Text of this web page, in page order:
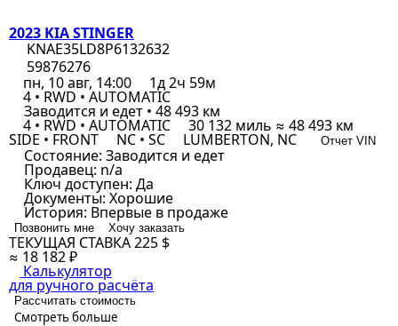
2023 KIA STINGER
KNAE35LD8P6132632
59876276
пн, 10 авг, 14:00
1д 2ч 59м
4 • RWD • AUTOMATIC
Заводится и едет • 48 493 км
4 • RWD • AUTOMATIC 30 132 миль ≈ 48 493 км
SIDE • FRONT NC • SC LUMBERTON, NC Отчет VIN
Состояние: Заводится и едет
Продавец: n/a
Ключ доступен: Да
Документы: Хорошие
История: Впервые в продаже
Позвонить мне Хочу заказать
ТЕКУЩАЯ СТАВКА225 $
≈ 18 182 ₽
Калькулятор
для ручного расчёта
Рассчитать стоимость
Смотреть больше